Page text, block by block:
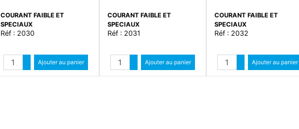
COURANT FAIBLE ET
SPECIAUX
Réf : 2030
Quantité
Augmenter quantité
Diminuer quantité
Ajouter au panier
COURANT FAIBLE ET
SPECIAUX
Réf : 2031
Quantité
Augmenter quantité
Diminuer quantité
Ajouter au panier
COURANT FAIBLE ET
SPECIAUX
Réf : 2032
Quantité
Augmenter quantité
Diminuer quantité
Ajouter au panier